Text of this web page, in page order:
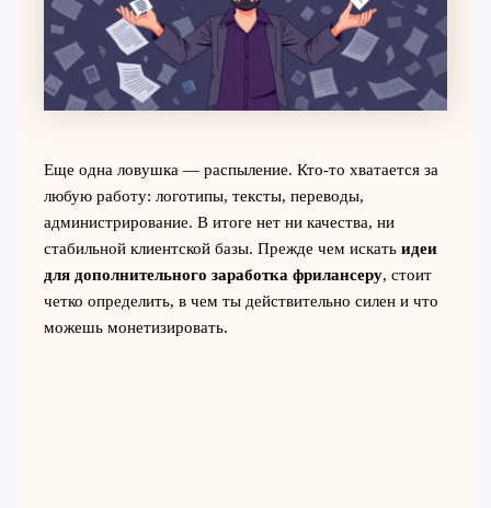
Еще одна ловушка — распыление. Кто-то хватается за
любую работу: логотипы, тексты, переводы,
администрирование. В итоге нет ни качества, ни
стабильной клиентской базы. Прежде чем искать идеи
для дополнительного заработка фрилансеру, стоит
четко определить, в чем ты действительно силен и что
можешь монетизировать.